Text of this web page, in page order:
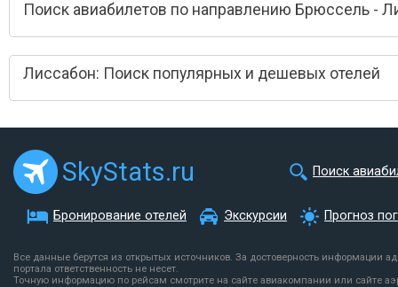
Поиск авиабилетов по направлению Брюссель -
Лиссабон: Поиск популярных и дешевых отелей
SkyStats.ru Поиск
Бронирование отелей Экскурсии Прогноз
Все данные берутся из открытых источников. За достоверность информации
портала ответственность не несет.
Точную информацию по рейсам смотрите на сайте авиакомпании или сайте